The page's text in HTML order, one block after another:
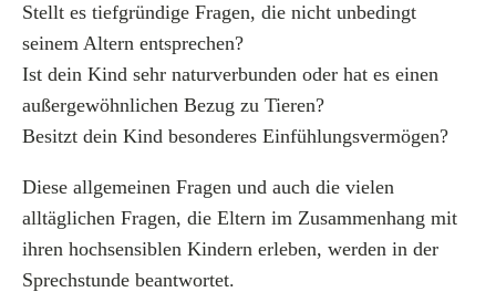
Stellt es tiefgründige Fragen, die nicht unbedingt
seinem Altern entsprechen?
Ist dein Kind sehr naturverbunden oder hat es einen
außergewöhnlichen Bezug zu Tieren?
Besitzt dein Kind besonderes Einfühlungsvermögen?
Diese allgemeinen Fragen und auch die vielen
alltäglichen Fragen, die Eltern im Zusammenhang mit
ihren hochsensiblen Kindern erleben, werden in der
Sprechstunde beantwortet.